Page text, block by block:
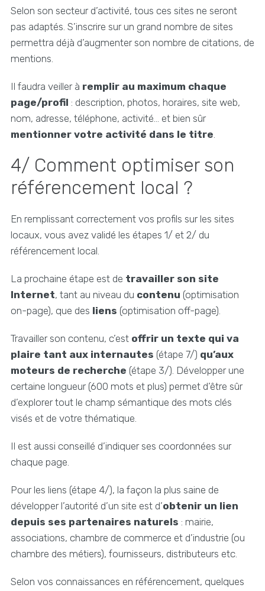
Selon son secteur d’activité, tous ces sites ne seront
pas adaptés. S’inscrire sur un grand nombre de sites
permettra déjà d’augmenter son nombre de citations, de
mentions.
Il faudra veiller à remplir au maximum chaque
page/profil : description, photos, horaires, site web,
nom, adresse, téléphone, activité… et bien sûr
mentionner votre activité dans le titre
4/ Comment optimiser son
référencement local ?
En remplissant correctement vos profils sur les sites
locaux, vous avez validé les étapes 1/ et 2/ du
référencement local.
La prochaine étape est de travailler son site
Internet, tant au niveau du contenu (optimisation
on-page), que des liens (optimisation off-page).
Travailler son contenu, c’est offrir un texte qui va
plaire tant aux internautes (étape 7/) qu’aux
moteurs de recherche (étape 3/). Développer une
certaine longueur (600 mots et plus) permet d’être sûr
d’explorer tout le champ sémantique des mots clés
visés et de votre thématique.
Il est aussi conseillé d’indiquer ses coordonnées sur
chaque page.
Pour les liens (étape 4/), la façon la plus saine de
développer l’autorité d’un site est d’obtenir un lien
depuis ses partenaires naturels : mairie,
associations, chambre de commerce et d’industrie (ou
chambre des métiers), fournisseurs, distributeurs etc.
Selon vos connaissances en référencement, quelques